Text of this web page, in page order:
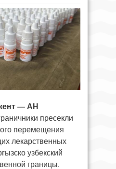
— АН
пресекли
перемещения
лекарственных
узбекский
границы.